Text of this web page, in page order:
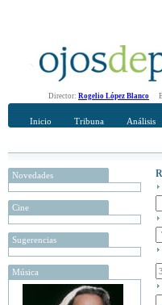
Director: Rogelio López Blanco
Inicio Tribuna Análisis
Novedades
Cine
Sugerencias
Música